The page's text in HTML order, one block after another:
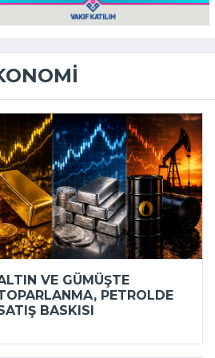
VE GÜMÜŞTE
PETROLDE
BASKISI